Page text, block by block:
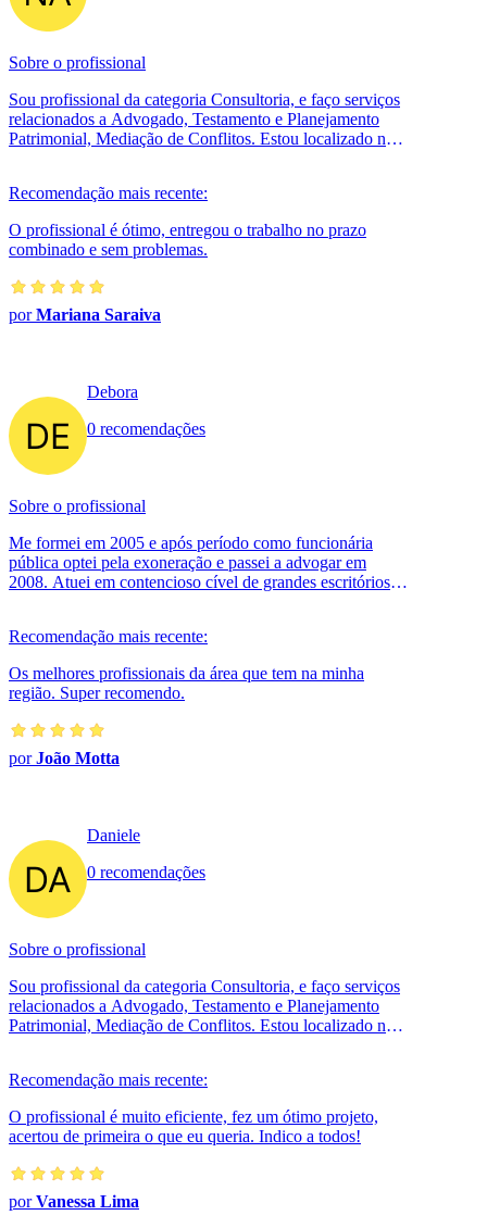
Sobre o profissional
Sou profissional da categoria Consultoria, e faço serviços
relacionados a Advogado, Testamento e Planejamento
Patrimonial, Mediação de Conflitos. Estou localizado no
Recomendação mais recente:
O profissional é ótimo, entregou o trabalho no prazo
combinado e sem problemas.
porMariana Saraiva
Debora
0 recomendações
Sobre o profissional
Me formei em 2005 e após período como funcionária
pública optei pela exoneração e passei a advogar em
2008. Atuei em contencioso cível de grandes escritórios
Recomendação mais recente:
Os melhores profissionais da área que tem na minha
região. Super recomendo.
porJoão Motta
Daniele
0 recomendações
Sobre o profissional
Sou profissional da categoria Consultoria, e faço serviços
relacionados a Advogado, Testamento e Planejamento
Patrimonial, Mediação de Conflitos. Estou localizado no
Recomendação mais recente:
O profissional é muito eficiente, fez um ótimo projeto,
acertou de primeira o que eu queria. Indico a todos!
porVanessa Lima